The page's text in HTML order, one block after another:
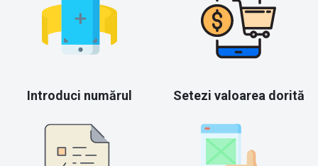
Introduci numărul Setezi valoarea dorită